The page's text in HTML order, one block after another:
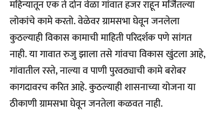
महिन्यातून एक ते दोन वेळा गांवात हजर राहून मर्जितल्या
लोकांचे कामे करतो. वेळेवर ग्रामसभा घेवून जनलेला
कुठल्याही विकास कामाची माहिती परिदर्शक पणे सांगत
नाही. या गावात रुजु झाला तसे गांवचा विकास खुंटला आहे,
गांवातील रस्ते, नाल्या व पाणी पुरवठ्याची कामे बरोबर
कागदावरच करित आहे. कुठल्याही शासनाच्या योजना या
ठीकाणी ग्रामसभा घेवून जनतेला कळवत नाही.